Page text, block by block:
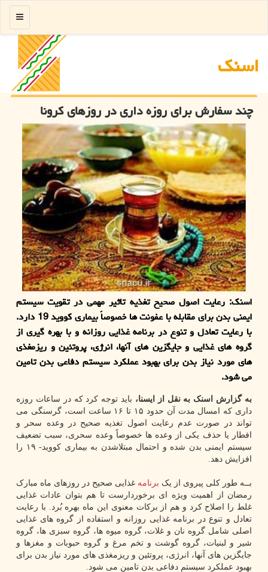
اسنك
منو
چند سفارش برای روزه داری در روزهای كرونا
اسنک: رعایت اصول صحیح تغذیه تاثیر مهمی در تقویت سیستم
ایمنی بدن برای مقابله با عفونت ها خصوصاً بیماری کووید 19 دارد.
با رعایت تعادل و تنوع در برنامه غذایی روزانه و با بهره گیری از
گروه های غذایی و جایگزین های آنها، انرژی، پروتئین و ریزمغذی
های مورد نیاز بدن برای بهبود عملکرد سیستم دفاعی بدن تامین
می شود.
به گزارش اسنک به نقل از ایسنا، باید توجه کرد که در ساعات روزه
داری که امسال مدت آن حدود ۱۵ تا ۱۶ ساعت است، گرسنگی می
تواند در صورت عدم رعایت اصول تغذیه صحیح در وعده سحر و
افطار یا حذف یکی از وعده ها خصوصاً وعده سحری، سبب تضعیف
سیستم ایمنی بدن شده و احتمال مبتلاشدن به بیماری کووید- ۱۹ را
افزایش دهد.
بــه طور کلی پیروی از یک برنامه غذایی صحیح در روزهای ماه مبارک
رمضان از اهمیت ویژه ای برخوردارست تا هم بتوان عادات غذایی
غلط را اصلاح کرد و هم از برکات معنوی این ماه بهره بُرد. با رعایت
تعادل و تنوع در برنامه غذایی روزانه و استفاده از گروه های غذایی
اصلی شامل گروه نان و غلات، گروه میوه ها، گروه سبزی ها، گروه
شیر و لبنیات، گروه گوشت و تخم مرغ و گروه حبوبات و مغزها و
جایگزین های آنها، انرژی، پروتئین و ریزمغذی های مورد نیاز بدن برای
بهبود عملکرد سیستم دفاعی بدن تامین می شود.